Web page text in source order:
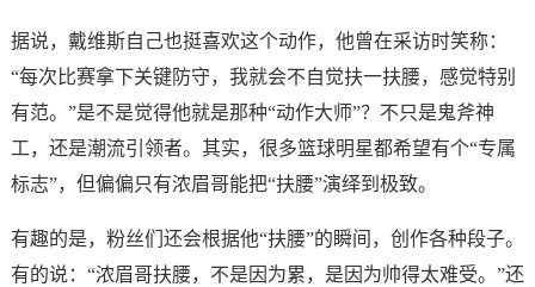
据说，戴维斯自己也挺喜欢这个动作，他曾在采访时笑称：
“每次比赛拿下关键防守，我就会不自觉扶一扶腰，感觉特别
有范。”是不是觉得他就是那种“动作大师”？不只是鬼斧神
工，还是潮流引领者。其实，很多篮球明星都希望有个“专属
标志”，但偏偏只有浓眉哥能把“扶腰”演绎到极致。
有趣的是，粉丝们还会根据他“扶腰”的瞬间，创作各种段子。
有的说：“浓眉哥扶腰，不是因为累，是因为帅得太难受。”还